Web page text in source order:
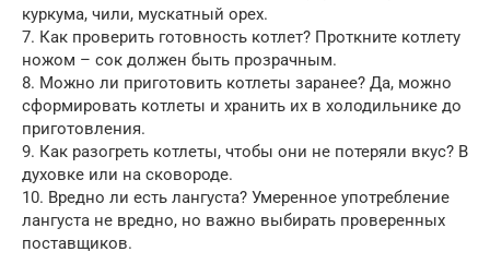
куркума, чили, мускатный орех.
7. Как проверить готовность котлет? Проткните котлету
ножом – сок должен быть прозрачным.
8. Можно ли приготовить котлеты заранее? Да, можно
сформировать котлеты и хранить их в холодильнике до
приготовления.
9. Как разогреть котлеты, чтобы они не потеряли вкус? В
духовке или на сковороде.
10. Вредно ли есть лангуста? Умеренное употребление
лангуста не вредно, но важно выбирать проверенных
поставщиков.